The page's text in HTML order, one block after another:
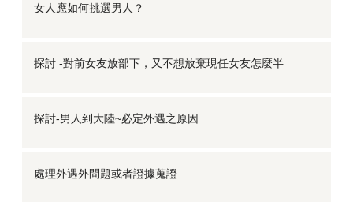
女人應如何挑選男人？
探討 -對前女友放部下，又不想放棄現任女友怎麼半
探討-男人到大陸~必定外遇之原因
處理外遇外問題或者證據蒐證